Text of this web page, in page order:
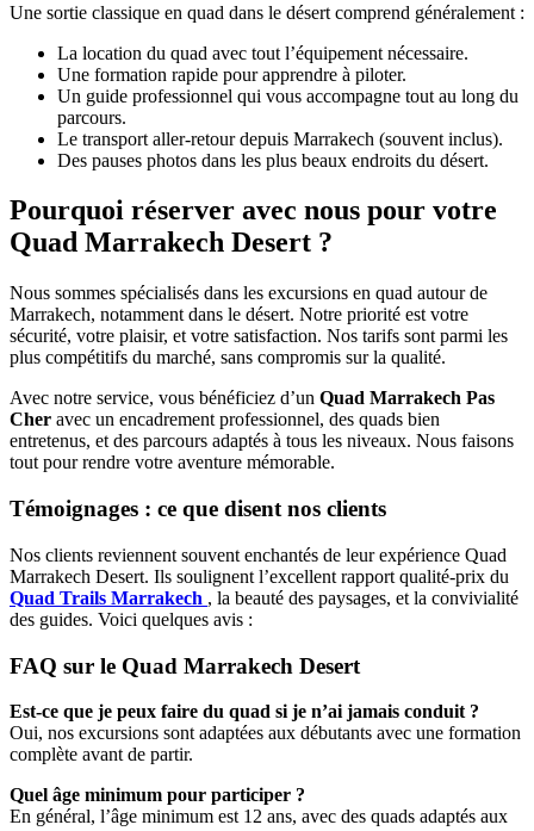
Une sortie classique en quad dans le désert comprend généralement :
La location du quad avec tout l’équipement nécessaire.
Une formation rapide pour apprendre à piloter.
Un guide professionnel qui vous accompagne tout au long du
parcours.
Le transport aller-retour depuis Marrakech (souvent inclus).
Des pauses photos dans les plus beaux endroits du désert.
Pourquoi réserver avec nous pour votre
Quad Marrakech Desert ?
Nous sommes spécialisés dans les excursions en quad autour de
Marrakech, notamment dans le désert. Notre priorité est votre
sécurité, votre plaisir, et votre satisfaction. Nos tarifs sont parmi les
plus compétitifs du marché, sans compromis sur la qualité.
Avec notre service, vous bénéficiez d’un Quad Marrakech Pas
Cher avec un encadrement professionnel, des quads bien
entretenus, et des parcours adaptés à tous les niveaux. Nous faisons
tout pour rendre votre aventure mémorable.
Témoignages : ce que disent nos clients
Nos clients reviennent souvent enchantés de leur expérience Quad
Marrakech Desert. Ils soulignent l’excellent rapport qualité-prix du
Quad Trails Marrakech , la beauté des paysages, et la convivialité
des guides. Voici quelques avis :
FAQ sur le Quad Marrakech Desert
Est-ce que je peux faire du quad si je n’ai jamais conduit ?
Oui, nos excursions sont adaptées aux débutants avec une formation
complète avant de partir.
Quel âge minimum pour participer ?
En général, l’âge minimum est 12 ans, avec des quads adaptés aux